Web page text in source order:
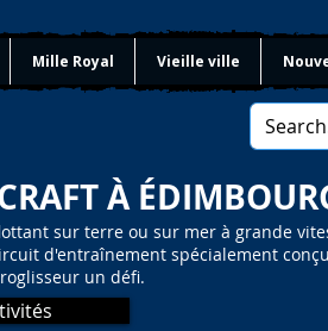
Mille Royal Vieille ville
À
sur terre ou sur mer à grande
d'entraînement spécialement
un défi.